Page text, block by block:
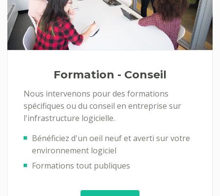
Formation - Conseil
Nous intervenons pour des formations
spécifiques ou du conseil en entreprise sur
l'infrastructure logicielle.
Bénéficiez d'un oeil neuf et averti sur votre
environnement logiciel
Formations tout publiques